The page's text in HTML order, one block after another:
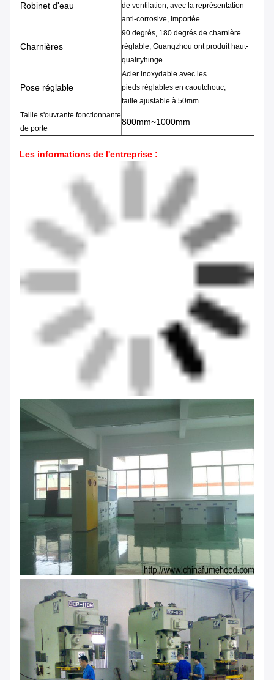
Robinet d'eau
de ventilation, avec la représentation
anti-corrosive, importée.
Charnières
90 degrés, 180 degrés de charnière
réglable, Guangzhou ont produit haut-
qualityhinge.
Pose réglable
Acier inoxydable avec les
pieds réglables en caoutchouc,
taille ajustable à 50mm.
Taille s'ouvrante fonctionnante
de porte
800mm~1000mm
Les informations de l'entreprise :